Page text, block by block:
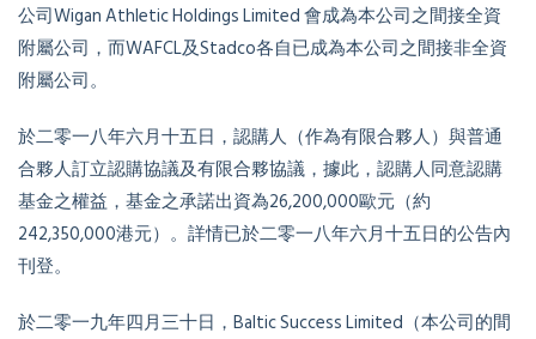
公司Wigan Athletic Holdings Limited 會成為本公司之間接全資
附屬公司，而WAFCL及Stadco各自已成為本公司之間接非全資
附屬公司。
於二零一八年六月十五日，認購人（作為有限合夥人）與普通
合夥人訂立認購協議及有限合夥協議，據此，認購人同意認購
基金之權益，基金之承諾出資為26,200,000歐元（約
242,350,000港元）。詳情已於二零一八年六月十五日的公告內
刊登。
於二零一九年四月三十日，Baltic Success Limited（本公司的間